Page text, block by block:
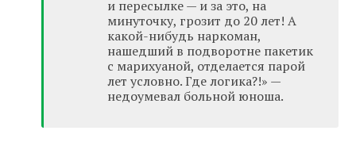
и пересылке — и за это, на
минуточку, грозит до 20 лет! А
какой-нибудь наркоман,
нашедший в подворотне пакетик
с марихуаной, отделается парой
лет условно. Где логика?!» —
недоумевал больной юноша.